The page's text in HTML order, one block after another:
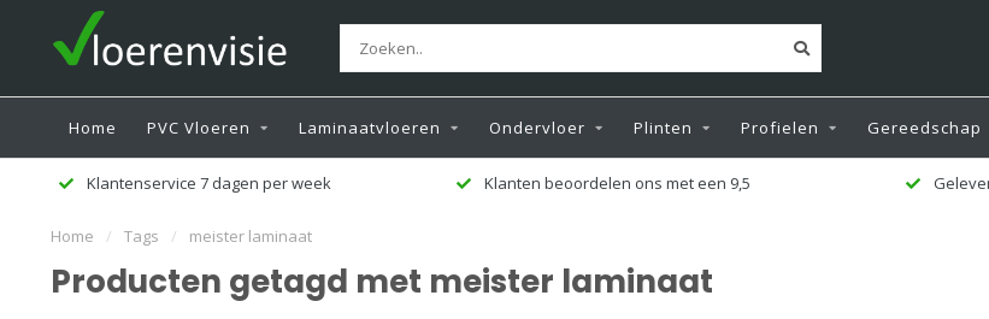
Home PVC Vloeren Laminaatvloeren Ondervloer Plinten Profielen Gereedschap
Klanten beoordelen ons met een 9,5 Geleverd tot aan de deur Zeer
Home / Tags / meister laminaat
Producten getagd met meister laminaat